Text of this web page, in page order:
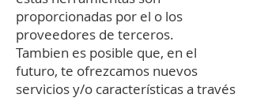
proporcionadas por el o los
proveedores de terceros.
Tambien es posible que, en el
futuro, te ofrezcamos nuevos
servicios y/o características a través